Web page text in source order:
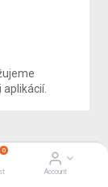
0
Account